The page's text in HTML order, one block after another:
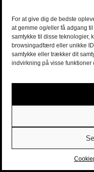
For at give dig de bedste
at gemme og/eller få adgang
samtykke til disse teknologier,
browsingadfærd eller unikke
samtykke eller trækker dit
indvirkning på visse funktioner
Sort/Hvid | Staldgade
|